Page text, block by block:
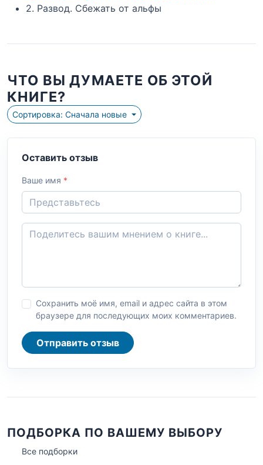
2. Развод. Сбежать от альфы
ЧТО ВЫ ДУМАЕТЕ ОБ ЭТОЙ
КНИГЕ?
Сортировка: Сначала новые
Оставить отзыв
Ваше имя *
Сохранить моё имя, email и адрес сайта в этом
браузере для последующих моих комментариев.
Отправить отзыв
ПОДБОРКА ПО ВАШЕМУ ВЫБОРУ
Все подборки